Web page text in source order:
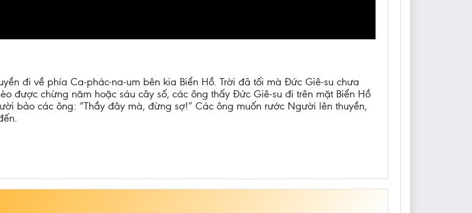
đi về phía Ca-phác-na-um bên kia Biển Hồ. Trời đã tối mà Đức Giê-su chưa
được chừng năm hoặc sáu cây số, các ông thấy Đức Giê-su đi trên mặt Biển Hồ
bảo các ông: “Thầy đây mà, đừng sợ!” Các ông muốn rước Người lên thuyền,